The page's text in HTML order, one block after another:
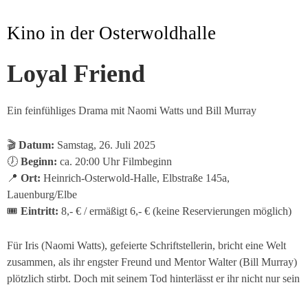
Kino in der Osterwoldhalle
Loyal Friend
Ein feinfühliges Drama mit Naomi Watts und Bill Murray
🎬 Datum: Samstag, 26. Juli 2025
🕖 Beginn: ca. 20:00 Uhr Filmbeginn
📍 Ort: Heinrich-Osterwold-Halle, Elbstraße 145a,
Lauenburg/Elbe
🎟 Eintritt: 8,- € / ermäßigt 6,- € (keine Reservierungen möglich)
Für Iris (Naomi Watts), gefeierte Schriftstellerin, bricht eine Welt
zusammen, als ihr engster Freund und Mentor Walter (Bill Murray)
plötzlich stirbt. Doch mit seinem Tod hinterlässt er ihr nicht nur sein